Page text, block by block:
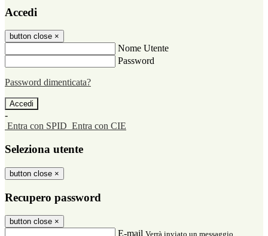
Accedi
button close ×
Nome Utente
Password
Password dimenticata?
-
Entra con SPID Entra con CIE
Seleziona utente
button close ×
Recupero password
button close ×
E-mail Verrà inviato un messaggio